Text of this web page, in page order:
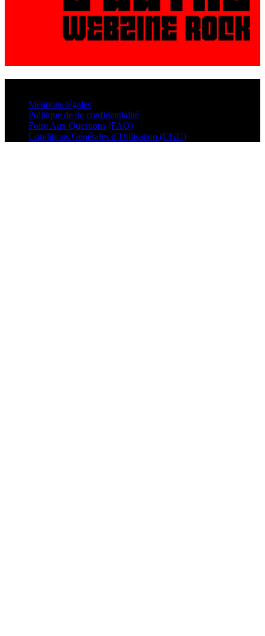
Mentions légales
Politique de de confidentialité
Foire Aux Questions (FAQ)
Conditions Générales d’Utilisation (CGU)